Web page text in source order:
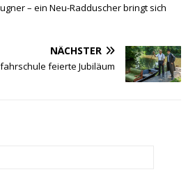
– ein Neu-Radduscher bringt sich
NÄCHSTER
feierte Jubiläum